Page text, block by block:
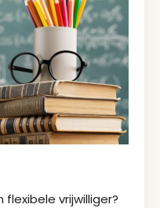
vrijwilliger?